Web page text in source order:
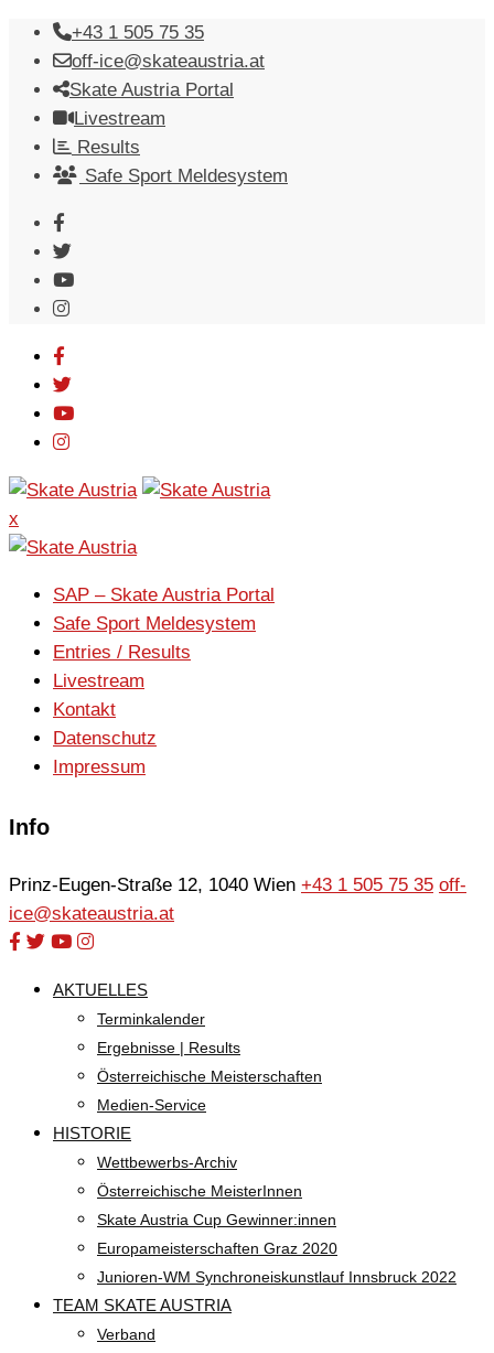
Skip
content
+43 1 505 75 35
off-ice@skateaustria.at
Skate Austria Portal
Livestream
Results
Safe Sport Meldesystem
x
SAP – Skate Austria Portal
Safe Sport Meldesystem
Entries / Results
Livestream
Kontakt
Datenschutz
Impressum
Info
Prinz-Eugen-Straße 12, 1040 Wien +43 1 505 75 35 off-
ice@skateaustria.at
AKTUELLES
Terminkalender
Ergebnisse | Results
Österreichische Meisterschaften
Medien-Service
HISTORIE
Wettbewerbs-Archiv
Österreichische MeisterInnen
Skate Austria Cup Gewinner:innen
Europameisterschaften Graz 2020
Junioren-WM Synchroneiskunstlauf Innsbruck 2022
TEAM SKATE AUSTRIA
Verband